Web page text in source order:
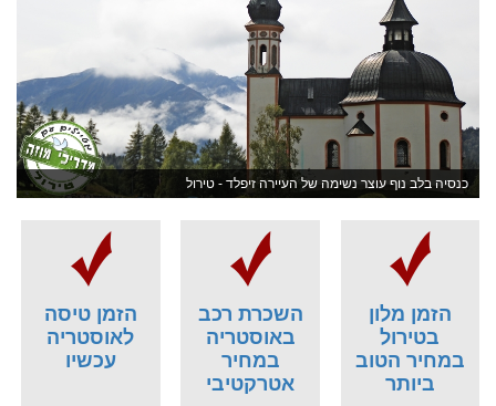
כנסיה בלב נוף עוצר נשימה של העיירה זיפלד - טירול
הזמן מלון
בטירול
במחיר הטוב
ביותר
השכרת רכב
באוסטריה
במחיר
אטרקטיבי
הזמן טיסה
לאוסטריה
עכשיו